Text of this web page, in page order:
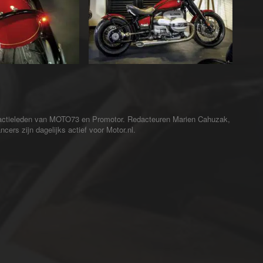
van MOTO73 en Promotor. Redacteuren Marien Cahuzak,
zijn dagelijks actief voor Motor.nl.